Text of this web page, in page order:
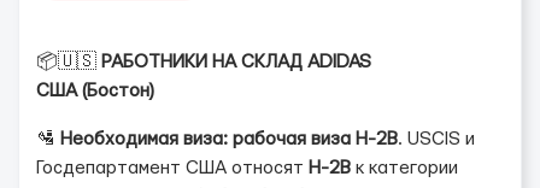
📦🇺🇸 РАБОТНИКИ НА СКЛАД ADIDAS
США (Бостон)
🛂 Необходимая виза: рабочая виза H-2B. USCIS и
Госдепартамент США относят H-2B к категории